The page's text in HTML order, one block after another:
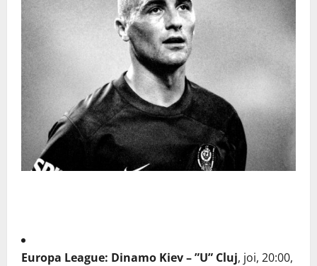
Europa League: Dinamo Kiev – ”U” Cluj, joi, 20:00,